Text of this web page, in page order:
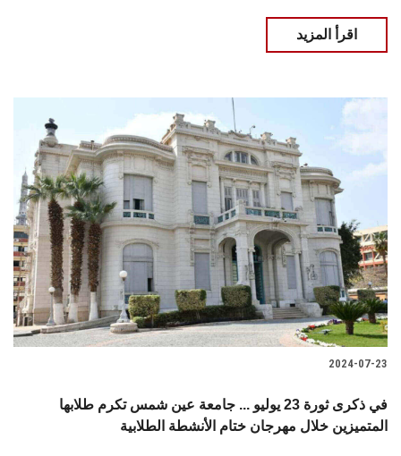
اقرأ المزيد
2024-07-23
في ذكرى ثورة 23 يوليو ... جامعة عين شمس تكرم طلابها
المتميزين خلال مهرجان ختام الأنشطة الطلابية